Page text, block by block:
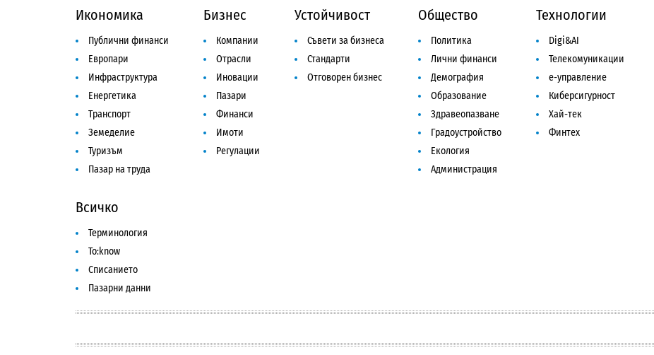
Икономика
Публични финанси
Европари
Инфраструктура
Енергетика
Транспорт
Земеделие
Туризъм
Пазар на труда
Бизнес
Компании
Отрасли
Иновации
Пазари
Финанси
Имоти
Регулации
Устойчивост
Съвети за бизнеса
Стандарти
Отговорен бизнес
Общество
Политика
Лични финанси
Демография
Образование
Здравеопазване
Градоустройство
Екология
Администрация
Технологии
Digi&AI
Телекомуникации
е-управление
Киберсигурност
Хай-тек
Финтех
Всичко
Терминология
To:know
Списанието
Пазарни данни